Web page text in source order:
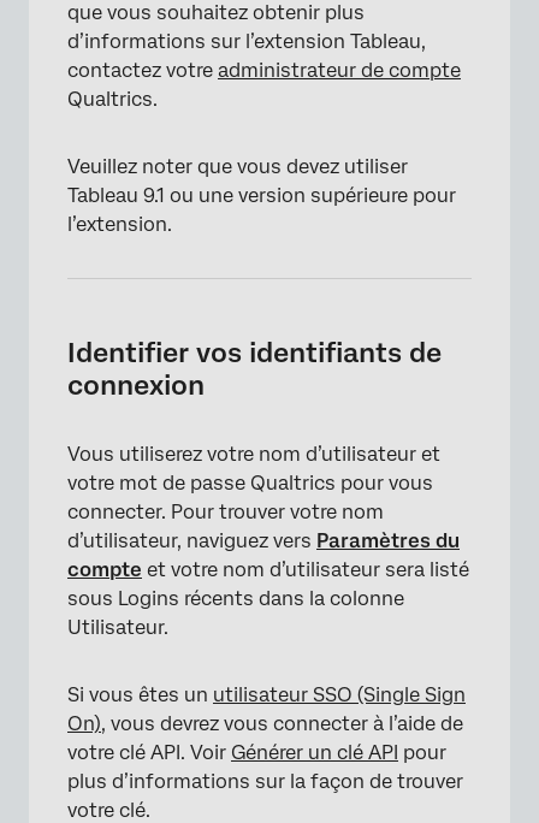
que vous souhaitez obtenir plus
d’informations sur l’extension Tableau,
contactez votre administrateur de compte
Qualtrics.
Veuillez noter que vous devez utiliser
Tableau 9.1 ou une version supérieure pour
l’extension.
Identifier vos identifiants de
connexion
Vous utiliserez votre nom d’utilisateur et
votre mot de passe Qualtrics pour vous
connecter. Pour trouver votre nom
d’utilisateur, naviguez vers Paramètres du
compte et votre nom d’utilisateur sera listé
sous Logins récents dans la colonne
Utilisateur.
Si vous êtes un utilisateur SSO (Single Sign
On), vous devrez vous connecter à l’aide de
votre clé API. Voir Générer un clé API pour
plus d’informations sur la façon de trouver
votre clé.